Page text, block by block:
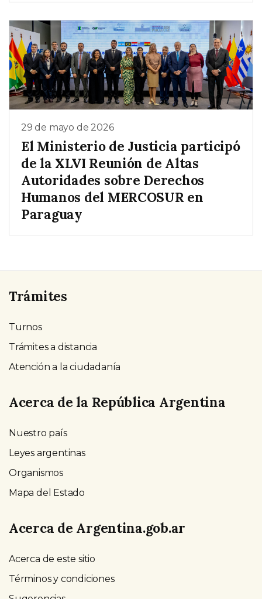
29 de mayo de 2026
El Ministerio de Justicia participó
de la XLVI Reunión de Altas
Autoridades sobre Derechos
Humanos del MERCOSUR en
Paraguay
Trámites
Turnos
Trámites a distancia
Atención a la ciudadanía
Acerca de la República Argentina
Nuestro país
Leyes argentinas
Organismos
Mapa del Estado
Acerca de Argentina.gob.ar
Acerca de este sitio
Términos y condiciones